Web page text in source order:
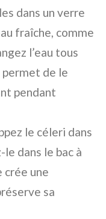
dans un verre
fraîche, comme
l’eau tous
de le
pendant
le céleri dans
dans le bac à
crée une
sa